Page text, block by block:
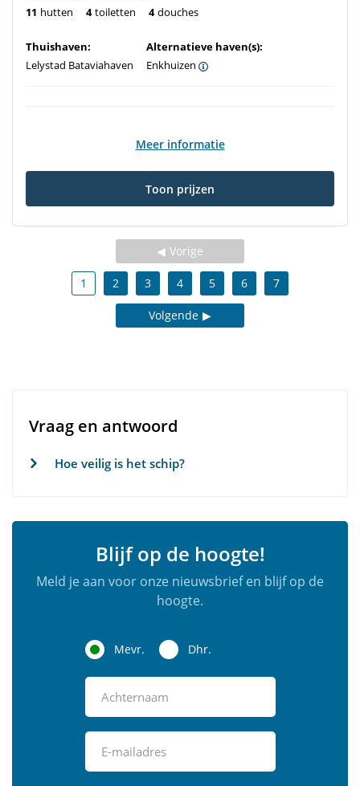
11 hutten 4 toiletten 4 douches
Thuishaven:
Lelystad Bataviahaven
Alternatieve haven(s):
Enkhuizen
Meer informatie
Toon prijzen
Vorige
1 2 3 4 5 6 7
Volgende
Vraag en antwoord
Hoe veilig is het schip?
Blijf op de hoogte!
Meld je aan voor onze nieuwsbrief en blijf op de
hoogte.
Mevr. Dhr.